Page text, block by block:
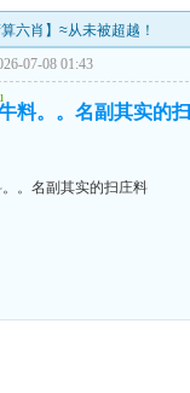
六肖】≈从未被超越！
07-08 01:43
料。。名副其实的
。名副其实的扫庄料